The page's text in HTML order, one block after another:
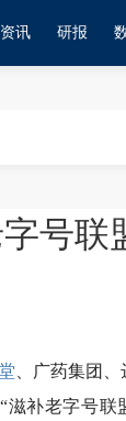
资讯 研报
号联
、广药集团
补老字号